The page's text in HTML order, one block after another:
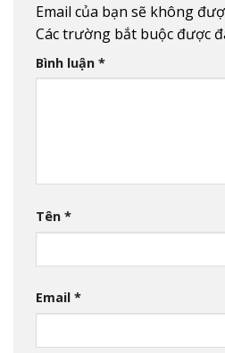
Email của bạn sẽ không
Các trường bắt buộc được
Bình luận *
Tên *
Email *